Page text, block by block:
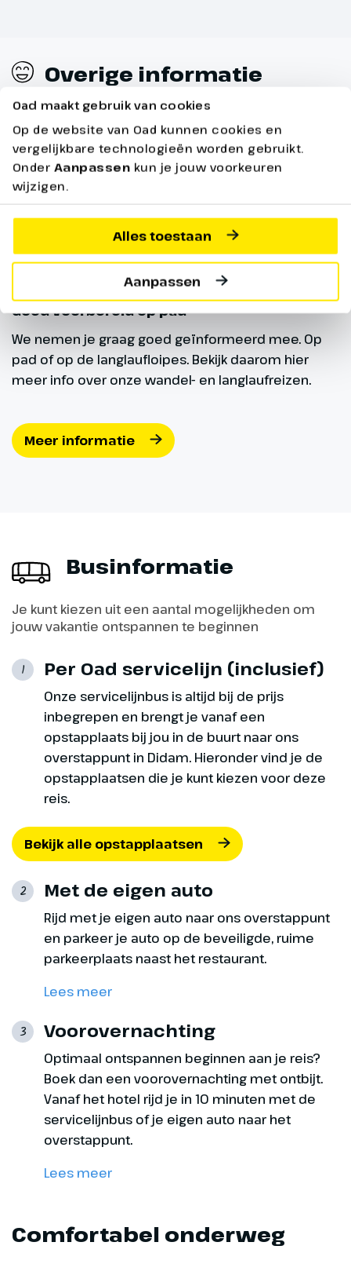
Oad maakt gebruik van cookies
Op de website van Oad kunnen cookies en
vergelijkbare technologieën worden gebruikt.
Onder Aanpassen kun je jouw voorkeuren
wijzigen.
Alles toestaan
Aanpassen
Dag 8
Vandaag gaan we ons gezellige
hotel helaas alweer verlaten en
rijden we terug naar Nederland.
In Didam krijgen we nog een
warme wintermaaltijd en
daarmee komt er een einde aan
deze prachtige reis.
Overige informatie
Goed voorbereid op pad
We nemen je graag goed geïnformeerd mee. Op
pad of op de langlaufloipes. Bekijk daarom hier
meer info over onze wandel- en langlaufreizen.
Meer informatie
Businformatie
Je kunt kiezen uit een aantal mogelijkheden om
jouw vakantie ontspannen te beginnen
1 Per Oad servicelijn (inclusief)
Onze servicelijnbus is altijd bij de prijs
inbegrepen en brengt je vanaf een
opstapplaats bij jou in de buurt naar ons
overstappunt in Didam. Hieronder vind je de
opstapplaatsen die je kunt kiezen voor deze
reis.
Bekijk alle opstapplaatsen
2 Met de eigen auto
Rijd met je eigen auto naar ons overstappunt
en parkeer je auto op de beveiligde, ruime
parkeerplaats naast het restaurant.
Lees meer
3 Voorovernachting
Optimaal ontspannen beginnen aan je reis?
Boek dan een voorovernachting met ontbijt.
Vanaf het hotel rijd je in 10 minuten met de
servicelijnbus of je eigen auto naar het
overstappunt.
Lees meer
Comfortabel onderweg